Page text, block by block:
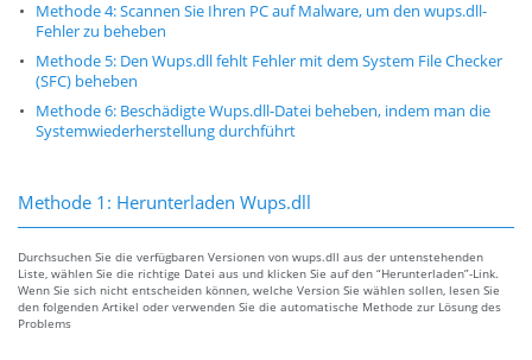
Methode 4: Scannen Sie Ihren PC auf Malware, um den wups.dll-
Fehler zu beheben
Methode 5: Den Wups.dll fehlt Fehler mit dem System File Checker
(SFC) beheben
Methode 6: Beschädigte Wups.dll-Datei beheben, indem man die
Systemwiederherstellung durchführt
Methode 1: Herunterladen Wups.dll
Durchsuchen Sie die verfügbaren Versionen von wups.dll aus der untenstehenden
Liste, wählen Sie die richtige Datei aus und klicken Sie auf den “Herunterladen”-Link.
Wenn Sie sich nicht entscheiden können, welche Version Sie wählen sollen, lesen Sie
den folgenden Artikel oder verwenden Sie die automatische Methode zur Lösung des
Problems